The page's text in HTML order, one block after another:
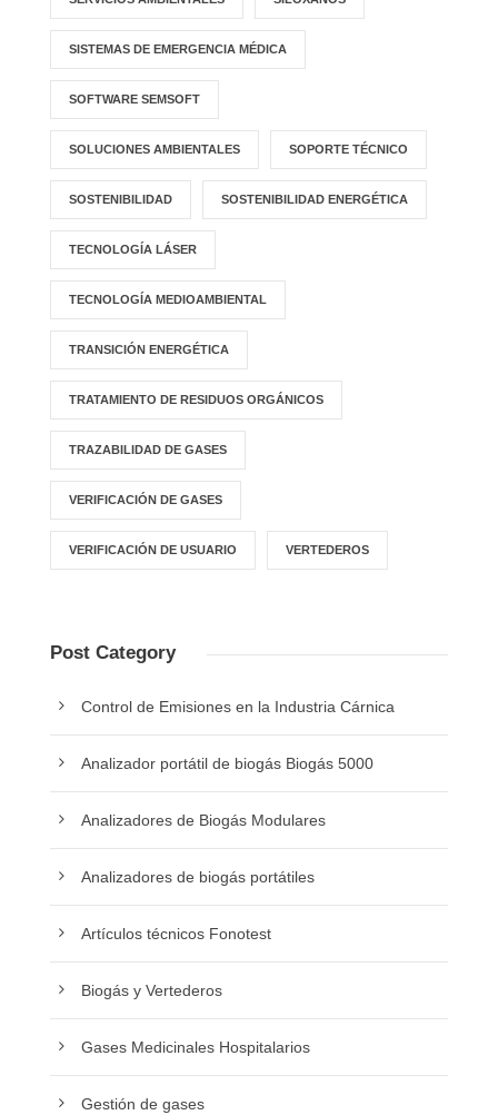
SISTEMAS DE EMERGENCIA MÉDICA
SOFTWARE SEMSOFT
SOLUCIONES AMBIENTALES SOPORTE TÉCNICO
SOSTENIBILIDAD SOSTENIBILIDAD ENERGÉTICA
TECNOLOGÍA LÁSER
TECNOLOGÍA MEDIOAMBIENTAL
TRANSICIÓN ENERGÉTICA
TRATAMIENTO DE RESIDUOS ORGÁNICOS
TRAZABILIDAD DE GASES
VERIFICACIÓN DE GASES
VERIFICACIÓN DE USUARIO VERTEDEROS
Post Category
Control de Emisiones en la Industria Cárnica
Analizador portátil de biogás Biogás 5000
Analizadores de Biogás Modulares
Analizadores de biogás portátiles
Artículos técnicos Fonotest
Biogás y Vertederos
Gases Medicinales Hospitalarios
Gestión de gases